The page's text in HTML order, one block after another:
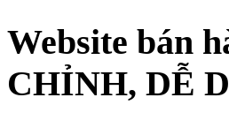
Website bán
CHỈNH, DỄ